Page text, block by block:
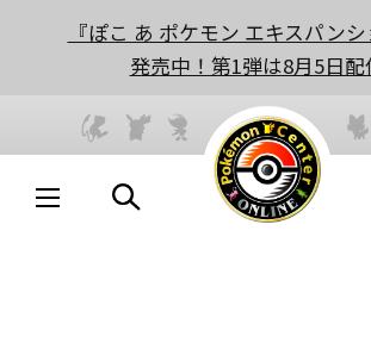
『ぽこ あ ポケモン エキスパンシ
発売中！第1弾は8月5日配